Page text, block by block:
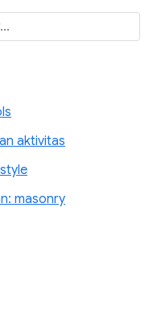
aktivitas
masonry